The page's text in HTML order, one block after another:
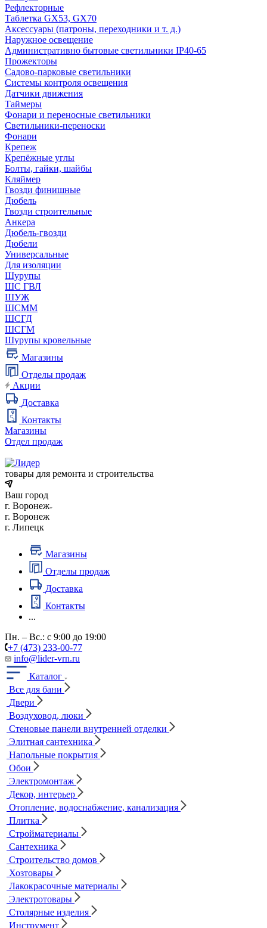
Рефлекторные
Таблетка GX53, GX70
Аксессуары (патроны, переходники и т. д.)
Наружное освещение
Административно бытовые светильники IP40-65
Прожекторы
Садово-парковые светильники
Системы контроля освещения
Датчики движения
Таймеры
Фонари и переносные светильники
Светильники-переноски
Фонари
Крепеж
Крепёжные углы
Болты, гайки, шайбы
Кляймер
Гвозди финишные
Дюбель
Гвозди строительные
Анкера
Дюбель-гвозди
Дюбели
Универсальные
Для изоляции
Шурупы
ШС ГВЛ
ШУЖ
ШСММ
ШСГД
ШСГМ
Шурупы кровельные
Магазины
Отделы продаж
Акции
Доставка
Контакты
Магазины
Отдел продаж
товары для ремонта и строительства
Ваш город
г. Воронеж
г. Воронеж
г. Липецк
Магазины
Отделы продаж
Доставка
Контакты
...
Пн. – Вс.: с 9:00 до 19:00
+7 (473) 233-00-77
info@lider-vrn.ru
Каталог
Все для бани
Двери
Воздуховод, люки
Стеновые панели внутренней отделки
Элитная сантехника
Напольные покрытия
Обои
Электромонтаж
Декор, интерьер
Отопление, водоснабжение, канализация
Плитка
Стройматериалы
Сантехника
Строительство домов
Хозтовары
Лакокрасочные материалы
Электротовары
Столярные изделия
Инструмент